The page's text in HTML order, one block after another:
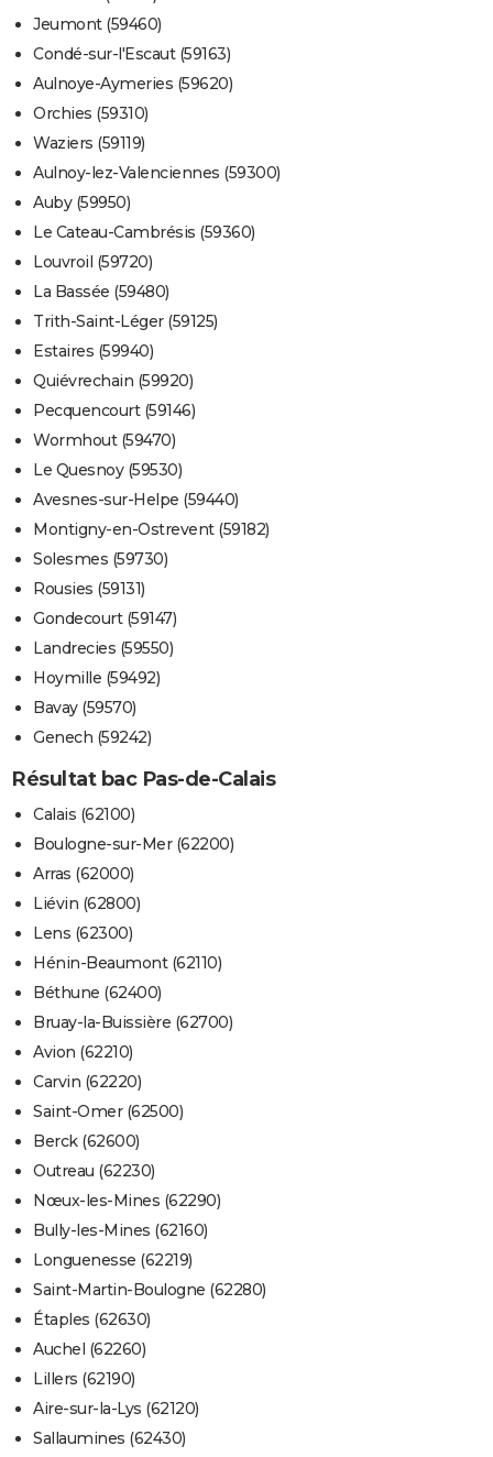
Jeumont (59460)
Condé-sur-l'Escaut (59163)
Aulnoye-Aymeries (59620)
Orchies (59310)
Waziers (59119)
Aulnoy-lez-Valenciennes (59300)
Auby (59950)
Le Cateau-Cambrésis (59360)
Louvroil (59720)
La Bassée (59480)
Trith-Saint-Léger (59125)
Estaires (59940)
Quiévrechain (59920)
Pecquencourt (59146)
Wormhout (59470)
Le Quesnoy (59530)
Avesnes-sur-Helpe (59440)
Montigny-en-Ostrevent (59182)
Solesmes (59730)
Rousies (59131)
Gondecourt (59147)
Landrecies (59550)
Hoymille (59492)
Bavay (59570)
Genech (59242)
Résultat bac Pas-de-Calais
Calais (62100)
Boulogne-sur-Mer (62200)
Arras (62000)
Liévin (62800)
Lens (62300)
Hénin-Beaumont (62110)
Béthune (62400)
Bruay-la-Buissière (62700)
Avion (62210)
Carvin (62220)
Saint-Omer (62500)
Berck (62600)
Outreau (62230)
Nœux-les-Mines (62290)
Bully-les-Mines (62160)
Longuenesse (62219)
Saint-Martin-Boulogne (62280)
Étaples (62630)
Auchel (62260)
Lillers (62190)
Aire-sur-la-Lys (62120)
Sallaumines (62430)